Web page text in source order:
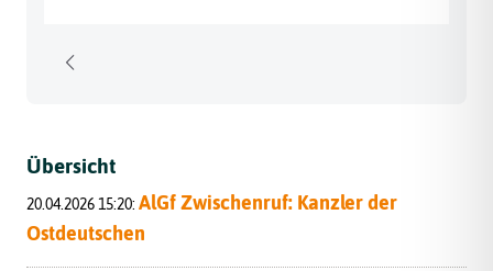
Übersicht
20.04.2026 15:20: AlGf Zwischenruf: Kanzler der
Ostdeutschen